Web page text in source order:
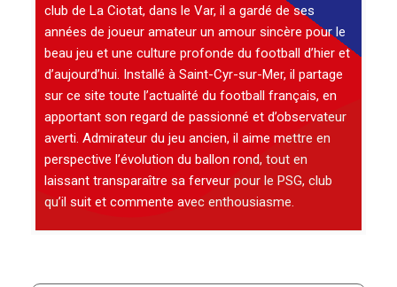
club de La Ciotat, dans le Var, il a gardé de ses
années de joueur amateur un amour sincère pour le
beau jeu et une culture profonde du football d’hier et
d’aujourd’hui. Installé à Saint-Cyr-sur-Mer, il partage
sur ce site toute l’actualité du football français, en
apportant son regard de passionné et d’observateur
averti. Admirateur du jeu ancien, il aime mettre en
perspective l’évolution du ballon rond, tout en
laissant transparaître sa ferveur pour le PSG, club
qu’il suit et commente avec enthousiasme.